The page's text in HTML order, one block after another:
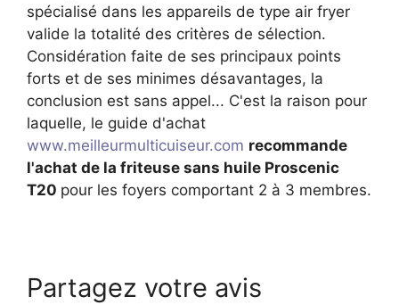
spécialisé dans les appareils de type air fryer
valide la totalité des critères de sélection.
Considération faite de ses principaux points
forts et de ses minimes désavantages, la
conclusion est sans appel... C'est la raison pour
laquelle, le guide d'achat
www.meilleurmulticuiseur.com recommande
l'achat de la friteuse sans huile Proscenic
T20 pour les foyers comportant 2 à 3 membres.
Partagez votre avis